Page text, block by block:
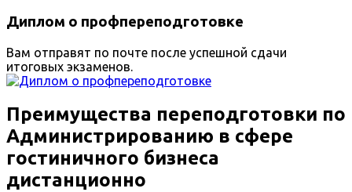
Диплом о профпереподготовке
Вам отправят по почте после успешной сдачи
итоговых экзаменов.
Преимущества переподготовки по
Администрированию в сфере
гостиничного бизнеса
дистанционно